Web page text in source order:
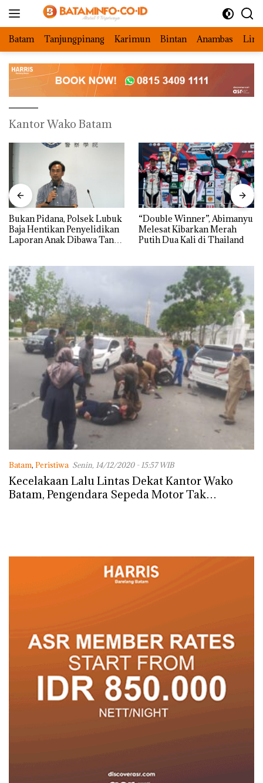
Batam Tanjungpinang Karimun Bintan Anambas
Kantor Wako Batam
Bukan Pidana, Polsek Lubuk
Baja Hentikan Penyelidikan
Laporan Anak Dibawa Tanpa
“Double Winner”, Abimanyu
Melesat Kibarkan Merah
Putih Dua Kali di Thailand
Batam, Peristiwa Senin, 14/12/2020 - 15:57 WIB
Kecelakaan Lalu Lintas Dekat Kantor Wako
Batam, Pengendara Sepeda Motor Tak